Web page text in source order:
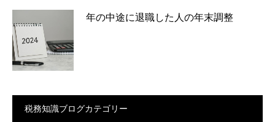
年の中途に退職した人の年末調整
税務知識ブログカテゴリー